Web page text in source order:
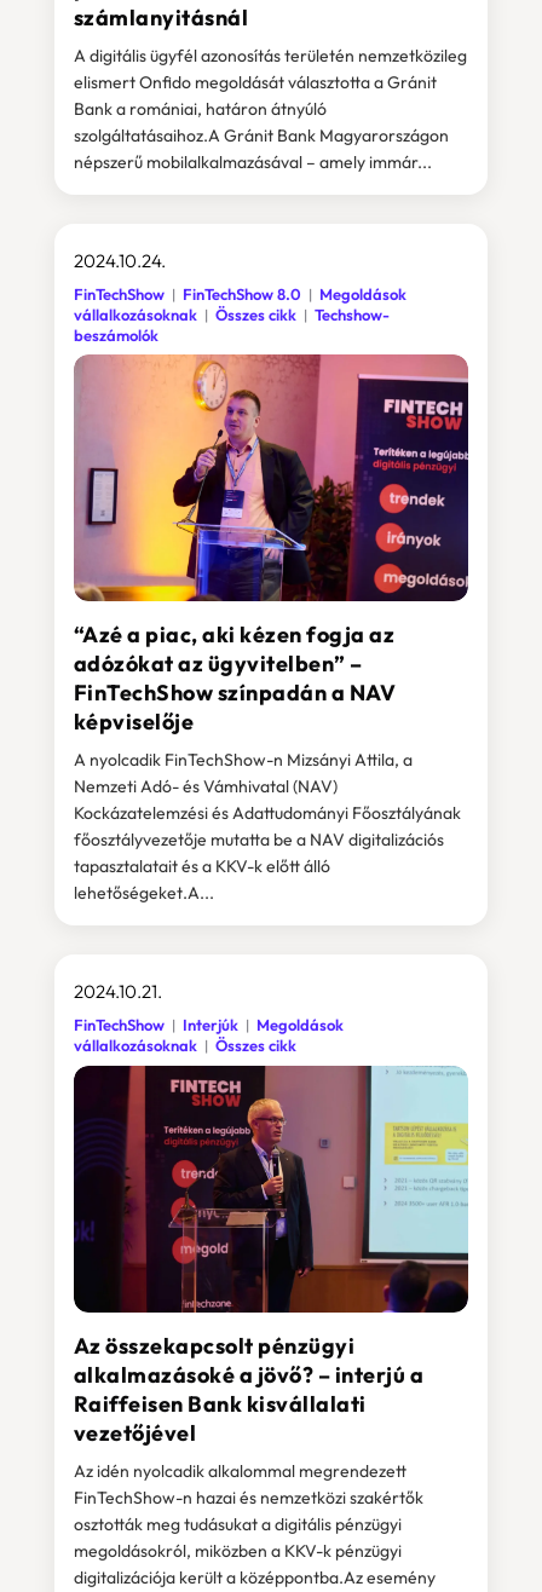
számlanyitásnál
A digitális ügyfél azonosítás területén nemzetközileg
elismert Onfido megoldását választotta a Gránit
Bank a romániai, határon átnyúló
szolgáltatásaihoz.A Gránit Bank Magyarországon
népszerű mobilalkalmazásával – amely immár...
“Azé a piac, aki kézen fogja az
adózókat az ügyvitelben” –
FinTechShow színpadán a NAV
képviselője
2024.10.24.
FinTechShow FinTechShow 8.0
Megoldások
vállalkozásoknak
Összes cikk
Techshow-
beszámolók
A nyolcadik FinTechShow-n Mizsányi Attila, a
Nemzeti Adó- és Vámhivatal (NAV)
Kockázatelemzési és Adattudományi Főosztályának
főosztályvezetője mutatta be a NAV digitalizációs
tapasztalatait és a KKV-k előtt álló
lehetőségeket.A...
Az összekapcsolt pénzügyi
alkalmazásoké a jövő? – interjú a
Raiffeisen Bank kisvállalati
vezetőjével
2024.10.21.
FinTechShow Interjúk
Megoldások
vállalkozásoknak
Összes cikk
Az idén nyolcadik alkalommal megrendezett
FinTechShow-n hazai és nemzetközi szakértők
osztották meg tudásukat a digitális pénzügyi
megoldásokról, miközben a KKV-k pénzügyi
digitalizációja került a középpontba.Az esemény